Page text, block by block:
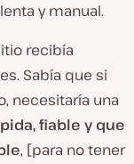
y manual.
recibía
Sabía que si
necesitaría una
fiable y que
, [para no tener